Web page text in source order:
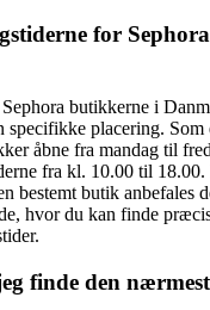
for
butikkerne i
specifikke placering. Som
åbne fra mandag til
fra kl. 10.00 til
bestemt butik anbefales
hvor du kan finde
finde den